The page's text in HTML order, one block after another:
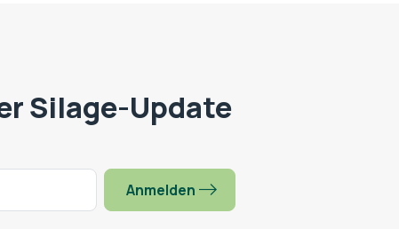
Silage-Update
Anmelden